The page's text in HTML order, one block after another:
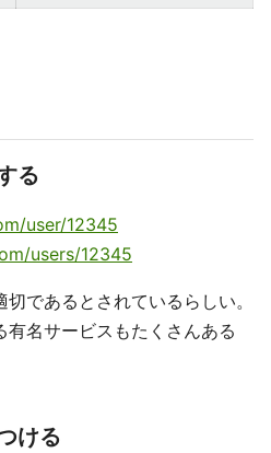
る
user/12345
users/12345
であるとされているらしい。
名サービスもたくさんある
ける